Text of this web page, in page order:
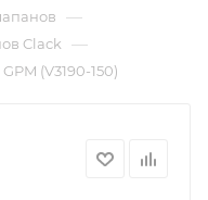
—
Clack —
(V3190-150)